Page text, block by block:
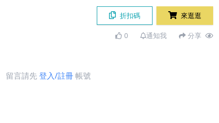
折扣碼 來逛逛
0 通知我 分享
留言請先登入/註冊帳號